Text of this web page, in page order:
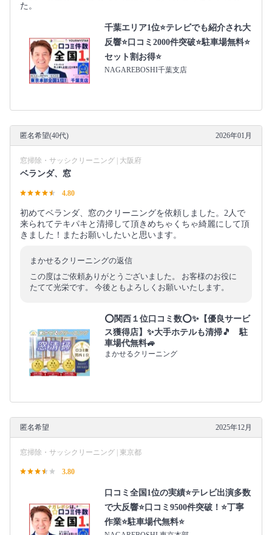
た。
千葉エリア1位⭐テレビでも紹介され大
反響⭐️口コミ2000件突破⭐️駐車場無料⭐
セット割お得⭐
NAGAREBOSHI千葉支店
匿名希望(40代) 2026年01月
窓掃除・サッシクリーニング | 大阪府
ベランダ、窓
4.80
初めてベランダ、窓のクリーニングを依頼しました。2人で
来られてテキパキと清掃して頂きめちゃくちゃ綺麗にして頂
きました！またお願いしたいと思います。
まかせるクリーニングの返信
この度はご依頼ありがとうございました。 お客様のお役に
たてて光栄です。 今後ともよろしくお願いいたします。
⭕関西１位口コミ数⭕✨【優良サービ
ス獲得店】✨大手ホテルも清掃🎵 駐
車場代無料🚙
まかせるクリーニング
匿名希望 2025年12月
窓掃除・サッシクリーニング | 東京都
3.80
口コミ全国1位の実績⭐テレビ出演多数
で大反響⭐口コミ9500件突破！⭐丁寧
作業⭐駐車場代無料⭐